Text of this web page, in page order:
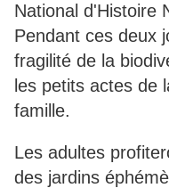
National d'Histoire
Pendant ces deux
fragilité de la
les petits actes de
famille.
Les adultes
des jardins